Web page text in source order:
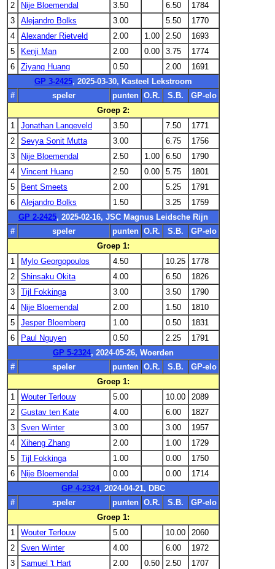
2
Nije Bloemendal 3.50 6.50
1784
3
Alejandro Bolks 3.00 5.50
1770
4
Alexander Rietveld 2.00 1.00 2.50
1693
5
Kenji Man 2.00 0.00 3.75
1774
6
Ziyang Huang 0.50 2.00
1691
GP 3-2425, 2025-03-30, Kasteel Lekstroom
#
speler punten O.R. S.B.
GP-elo
Groep 2:
1
Jonathan Langeveld 3.50 7.50
1771
2
Sevya Sonit Mutta 3.00 6.75
1756
3
Nije Bloemendal 2.50 1.00 6.50
1790
4
Vincent Huang 2.50 0.00 5.75
1801
5
Bent Smeets 2.00 5.25
1791
6
Alejandro Bolks 1.50 3.25
1759
GP 2-2425, 2025-02-16, JSC Magnus Leidsche Rijn
#
speler punten O.R. S.B.
GP-elo
Groep 1:
1
Mylo Georgopoulos 4.50 10.25
1778
2
Shinsaku Okita 4.00 6.50
1826
3
Tijl Fokkinga 3.00 3.50
1790
4
Nije Bloemendal 2.00 1.50
1810
5
Jesper Bloemberg 1.00 0.50
1831
6
Paul Nguyen 0.50 2.25
1791
GP 5-2324, 2024-05-26, Woerden
#
speler punten O.R. S.B.
GP-elo
Groep 1:
1
Wouter Terlouw 5.00 10.00
2089
2
Gustav ten Kate 4.00 6.00
1827
3
Sven Winter 3.00 3.00
1957
4
Xiheng Zhang 2.00 1.00
1729
5
Tijl Fokkinga 1.00 0.00
1750
6
Nije Bloemendal 0.00 0.00
1714
GP 4-2324, 2024-04-21, DBC
#
speler punten O.R. S.B.
GP-elo
Groep 1:
1
Wouter Terlouw 5.00 10.00
2060
2
Sven Winter 4.00 6.00
1972
3
Samuel 't Hart 2.00 0.50 2.50
1707